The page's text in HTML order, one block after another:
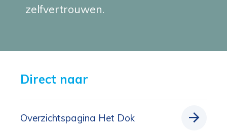
zelfvertrouwen.
Direct naar
Overzichtspagina Het Dok